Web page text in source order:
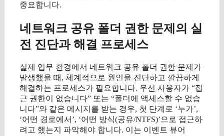
중요합니다.
네트워크 공유 폴더 권한 문제의 실
전 진단과 해결 프로세스
실제 업무 환경에서 네트워크 공유 폴더 권한 문제가
발생했을 때, 체계적으로 원인을 진단하고 깔끔하게
해결하는 프로세스가 필요합니다. 우선 사용자가 “접
근 권한이 없습니다” 또는 “폴더에 액세스할 수 없습
니다”와 같은 메시지를 받는 경우, 첫 단계로 ‘누가’,
‘어떤 경로에서’, ‘어떤 방식(공유/NTFS)’으로 접근하
려고 했는지 파악해야 합니다. 이는 이벤트 뷰어